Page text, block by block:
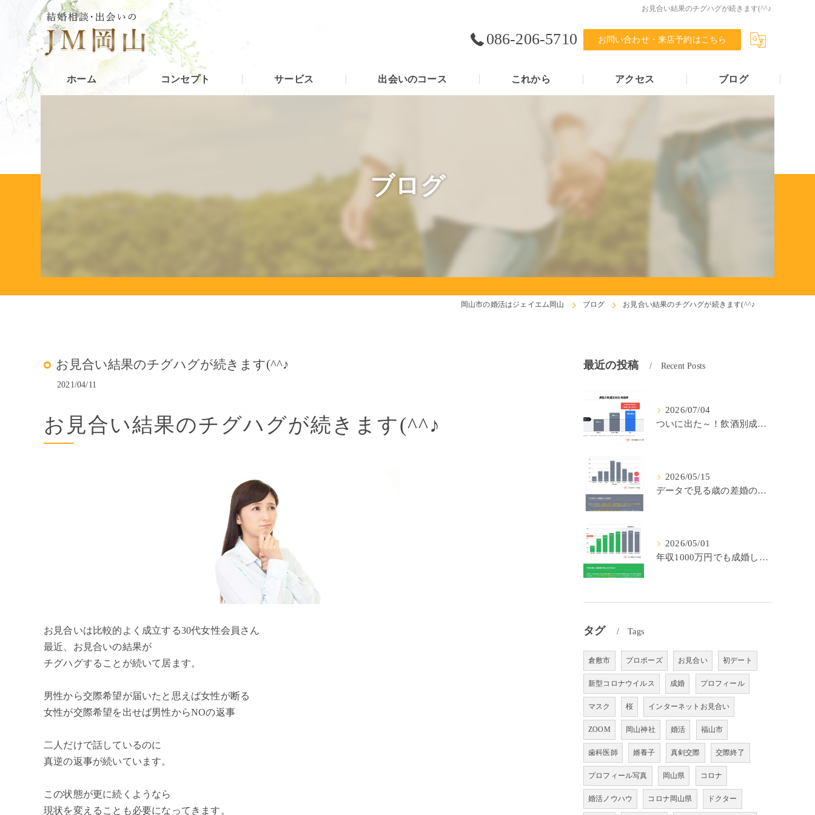
お見合い結果のチグハグが続きます(^^♪
086-206-5710 お問い合わせ・来店予約はこちら
ホーム コンセプト サービス 出会いのコース これから アクセス ブログ
ブログ
岡山市の婚活はジェイエム岡山 ブログ お見合い結果のチグハグが続きます(^^♪
お見合い結果のチグハグが続きます(^^♪
2021/04/11
お見合い結果のチグハグが続きます(^^♪
お見合いは比較的よく成立する30代女性会員さん
最近、お見合いの結果が
チグハグすることが続いて居ます。
男性から交際希望が届いたと思えば女性が断る
女性が交際希望を出せば男性からNOの返事
二人だけで話しているのに
真逆の返事が続いています。
この状態が更に続くようなら
現状を変えることも必要になってきます。
最近の投稿 Recent Posts
2026/07/04
ついに出た～！飲酒別成婚率(IBJ)！
2026/05/15
データで見る歳の差婚の確率の低さ。
2026/05/01
年収1000万円でも成婚しやすいとは限らない? 「年収帯別の成婚率」のリアル
タグ Tags
倉敷市 プロポーズ お見合い 初デート
新型コロナウイルス 成婚 プロフィール
マスク 桜 インターネットお見合い
ZOOM 岡山神社 婚活 福山市
歯科医師 婿養子 真剣交際 交際終了
プロフィール写真 岡山県 コロナ
婚活ノウハウ コロナ岡山県 ドクター